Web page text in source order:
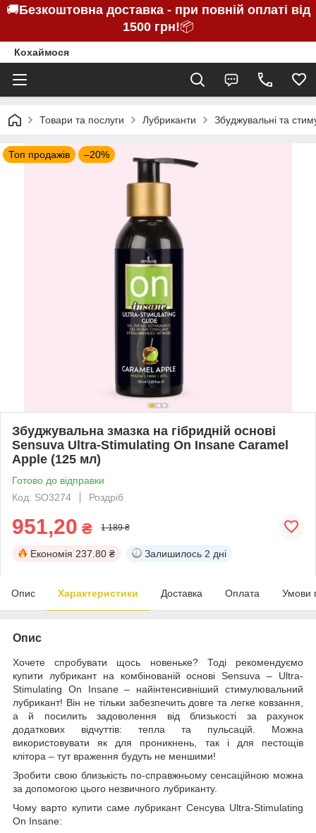
🚚Безкоштовна доставка - при повній оплаті від
1500 грн!📦
Кохаймося
Товари та послуги Лубриканти Збуджувальні та
Топ продажів –20%
Збуджувальна змазка на гібридній основі
Sensuva Ultra-Stimulating On Insane Caramel
Apple (125 мл)
Готово до відправки
Код: SO3274
Роздріб
951,20 ₴ 1 189 ₴
Економія 237.80 ₴ Залишилось 2 дні
Опис Характеристики Доставка Оплата Умови
Опис
Хочете спробувати щось новеньке? Тоді рекомендуємо
купити лубрикант на комбінованій основі Sensuva – Ultra-
Stimulating On Insane – найінтенсивніший стимулювальний
лубрикант! Він не тільки забезпечить довге та легке ковзання,
а й посилить задоволення від близькості за рахунок
додаткових відчуттів: тепла та пульсацій. Можна
використовувати як для проникнень, так і для пестощів
клітора – тут враження будуть не меншими!
Зробити свою близькість по-справжньому сенсаційною можна
за допомогою цього незвичного лубриканту.
Чому варто купити саме лубрикант Сенсува Ultra-Stimulating
On Insane: